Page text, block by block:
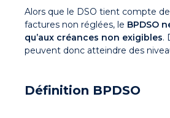
Alors que le DSO tient compte
factures non réglées, le BPDSO
qu’aux créances non exigibles.
peuvent donc atteindre des
Définition BPDSO